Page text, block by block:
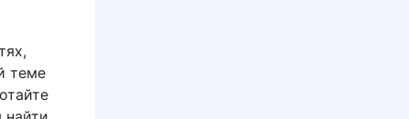
теме